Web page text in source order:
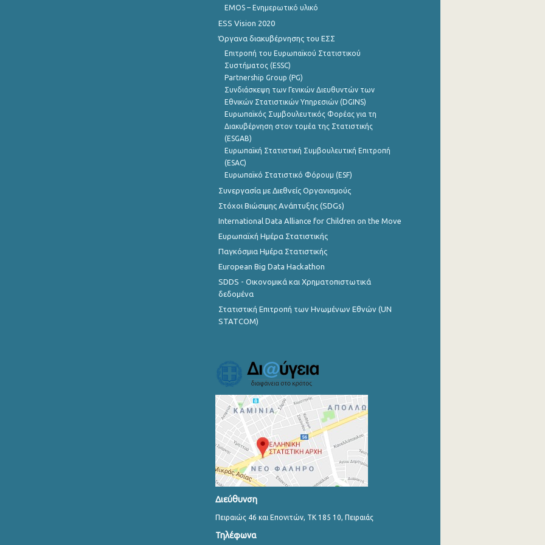
EMOS – Ενημερωτικό υλικό
ESS Vision 2020
Όργανα διακυβέρνησης του ΕΣΣ
Επιτροπή του Ευρωπαϊκού Στατιστικού
Συστήματος (ESSC)
Partnership Group (PG)
Συνδιάσκεψη των Γενικών Διευθυντών των
Εθνικών Στατιστικών Υπηρεσιών (DGINS)
Ευρωπαϊκός Συμβουλευτικός Φορέας για τη
Διακυβέρνηση στον τομέα της Στατιστικής
(ESGAB)
Ευρωπαϊκή Στατιστική Συμβουλευτική Επιτροπή
(ESAC)
Ευρωπαϊκό Στατιστικό Φόρουμ (ESF)
Συνεργασία με Διεθνείς Οργανισμούς
Στόχοι Βιώσιμης Ανάπτυξης (SDGs)
International Data Alliance for Children on the Move
Ευρωπαϊκή Ημέρα Στατιστικής
Παγκόσμια Ημέρα Στατιστικής
European Big Data Hackathon
SDDS - Οικονομικά και Χρηματοπιστωτικά
δεδομένα
Στατιστική Επιτροπή των Ηνωμένων Εθνών (UN
STATCOM)
Διεύθυνση
Πειραιώς 46 και Επονιτών, ΤΚ 185 10, Πειραιάς
Τηλέφωνα